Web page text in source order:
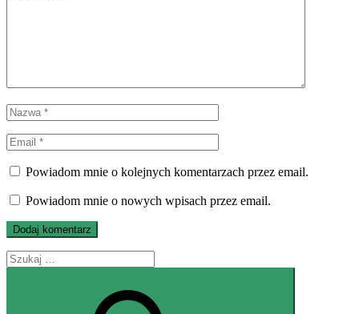
Powiadom mnie o kolejnych komentarzach przez email.
Powiadom mnie o nowych wpisach przez email.